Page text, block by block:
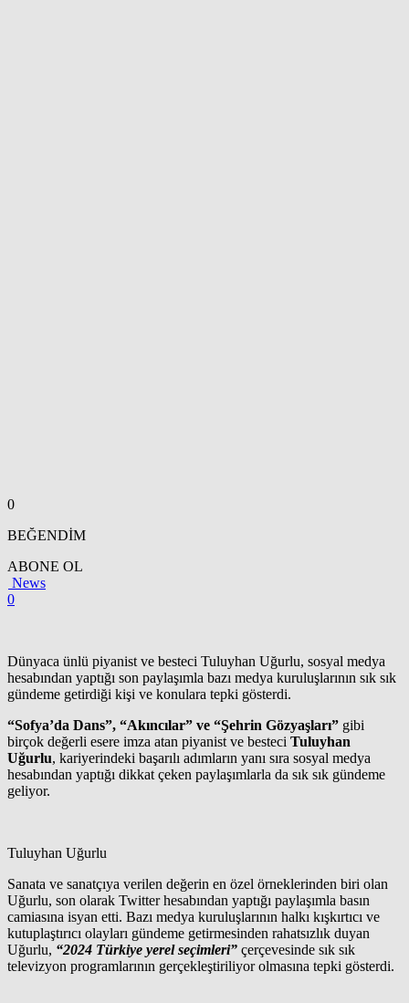
0
BEĞENDİM
ABONE OL
News
0
Dünyaca ünlü piyanist ve besteci Tuluyhan Uğurlu, sosyal medya
hesabından yaptığı son paylaşımla bazı medya kuruluşlarının sık sık
gündeme getirdiği kişi ve konulara tepki gösterdi.
“Sofya’da Dans”, “Akıncılar” ve “Şehrin Gözyaşları” gibi
birçok değerli esere imza atan piyanist ve besteci Tuluyhan
Uğurlu, kariyerindeki başarılı adımların yanı sıra sosyal medya
hesabından yaptığı dikkat çeken paylaşımlarla da sık sık gündeme
geliyor.
Tuluyhan Uğurlu
Sanata ve sanatçıya verilen değerin en özel örneklerinden biri olan
Uğurlu, son olarak Twitter hesabından yaptığı paylaşımla basın
camiasına isyan etti. Bazı medya kuruluşlarının halkı kışkırtıcı ve
kutuplaştırıcı olayları gündeme getirmesinden rahatsızlık duyan
Uğurlu, “2024 Türkiye yerel seçimleri” çerçevesinde sık sık
televizyon programlarının gerçekleştiriliyor olmasına tepki gösterdi.